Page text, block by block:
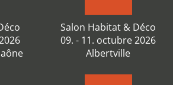
Salon Habitat & Déco
09. - 11. octubre 2026
Albertville